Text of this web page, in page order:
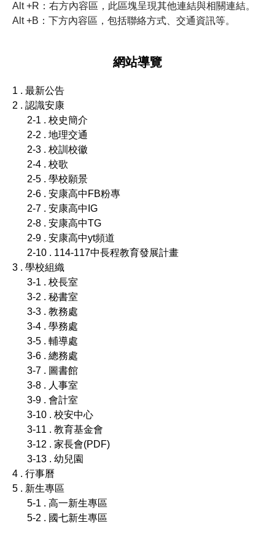
Alt +R：右方內容區，此區塊呈現其他連結與相關連結。
Alt +B：下方內容區，包括聯絡方式、交通資訊等。
網站導覽
1 . 最新公告
2 . 認識安康
2-1 . 校史簡介
2-2 . 地理交通
2-3 . 校訓校徽
2-4 . 校歌
2-5 . 學校願景
2-6 . 安康高中FB粉專
2-7 . 安康高中IG
2-8 . 安康高中TG
2-9 . 安康高中yt頻道
2-10 . 114-117中長程教育發展計畫
3 . 學校組織
3-1 . 校長室
3-2 . 秘書室
3-3 . 教務處
3-4 . 學務處
3-5 . 輔導處
3-6 . 總務處
3-7 . 圖書館
3-8 . 人事室
3-9 . 會計室
3-10 . 校安中心
3-11 . 教育基金會
3-12 . 家長會(PDF)
3-13 . 幼兒園
4 . 行事曆
5 . 新生專區
5-1 . 高一新生專區
5-2 . 國七新生專區